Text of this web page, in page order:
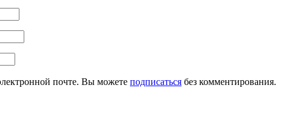
почте. Вы можете подписаться без комментирования.